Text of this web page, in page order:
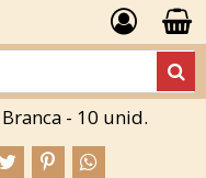
- 10 unid.